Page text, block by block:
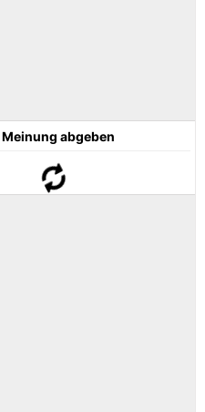
Meinung abgeben